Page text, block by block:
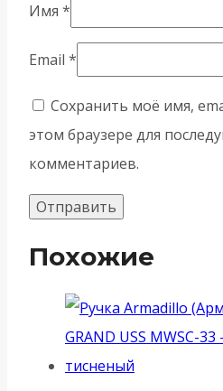
Имя *
Email *
Сохранить моё имя,
этом браузере для
комментариев.
Похожие